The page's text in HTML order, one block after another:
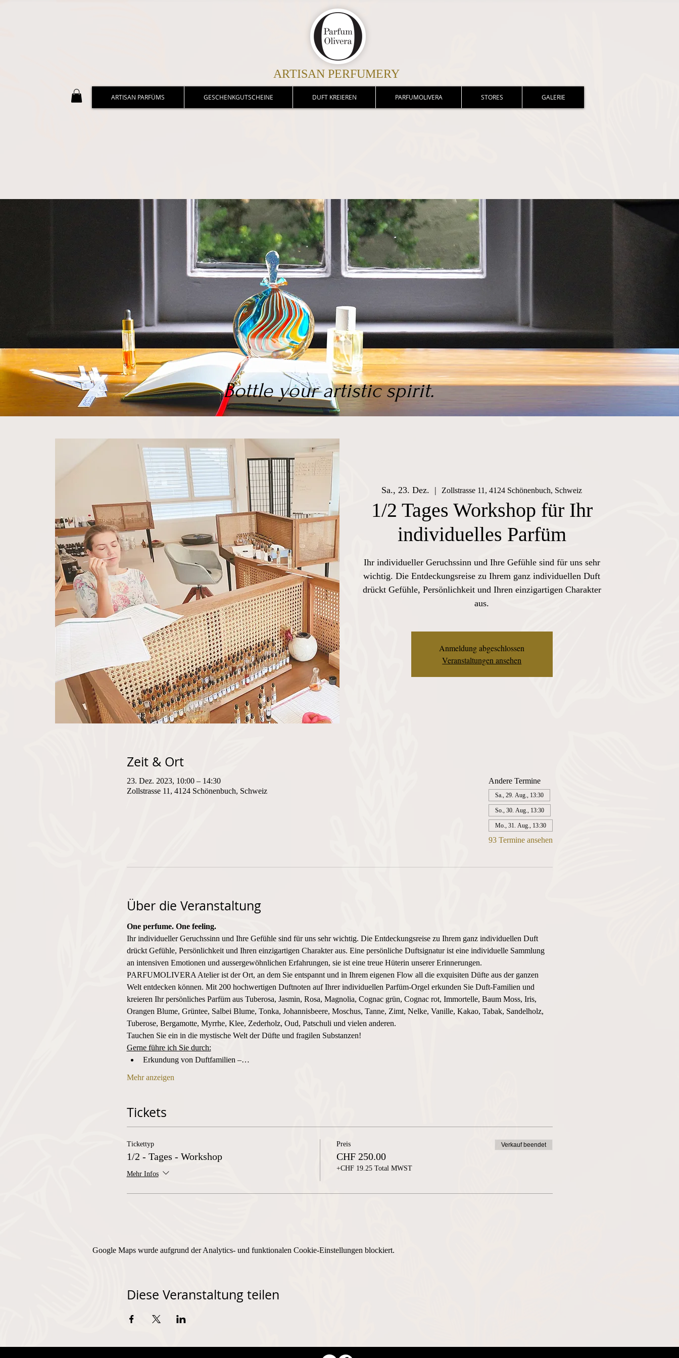
ARTISAN PERFUMERY
ARTISAN PARFÜMS GESCHENKGUTSCHEINE DUFT KREIEREN PARFUMOLIVERA STORES GALERIE
Bottle your artistic spirit.
Sa., 23. Dez.
  |
Zollstrasse 11, 4124 Schönenbuch, Schweiz
1/2 Tages Workshop für Ihr
individuelles Parfüm
Ihr individueller Geruchssinn und Ihre Gefühle sind für uns sehr
wichtig. Die Entdeckungsreise zu Ihrem ganz individuellen Duft
drückt Gefühle, Persönlichkeit und Ihren einzigartigen Charakter
aus.
Anmeldung abgeschlossen
Veranstaltungen ansehen
Zeit & Ort
23. Dez. 2023, 10:00 – 14:30
Zollstrasse 11, 4124 Schönenbuch, Schweiz
Andere Termine
Sa., 29. Aug., 13:30
So., 30. Aug., 13:30
Mo., 31. Aug., 13:30
93 Termine ansehen
Über die Veranstaltung
One perfume. One feeling.
Ihr individueller Geruchssinn und Ihre Gefühle sind für uns sehr wichtig. Die Entdeckungsreise zu Ihrem ganz individuellen Duft
drückt Gefühle, Persönlichkeit und Ihren einzigartigen Charakter aus. Eine persönliche Duftsignatur ist eine individuelle Sammlung
an intensiven Emotionen und aussergewöhnlichen Erfahrungen, sie ist eine treue Hüterin unserer Erinnerungen.
PARFUMOLIVERA Atelier ist der Ort, an dem Sie entspannt und in Ihrem eigenen Flow all die exquisiten Düfte aus der ganzen
Welt entdecken können. Mit 200 hochwertigen Duftnoten auf Ihrer individuellen Parfüm-Orgel erkunden Sie Duft-Familien und
kreieren Ihr persönliches Parfüm aus Tuberosa, Jasmin, Rosa, Magnolia, Cognac grün, Cognac rot, Immortelle, Baum Moss, Iris,
Orangen Blume, Grüntee, Salbei Blume, Tonka, Johannisbeere, Moschus, Tanne, Zimt, Nelke, Vanille, Kakao, Tabak, Sandelholz,
Tuberose, Bergamotte, Myrrhe, Klee, Zederholz, Oud, Patschuli und vielen anderen.
Tauchen Sie ein in die mystische Welt der Düfte und fragilen Substanzen!
Gerne führe ich Sie durch:
Erkundung von Duftfamilien –…
Mehr anzeigen
Tickets
Tickettyp
1/2 - Tages - Workshop
Mehr Infos
Preis
CHF 250.00
+CHF 19.25 Total MWST
Verkauf beendet
Google Maps wurde aufgrund der Analytics- und funktionalen Cookie-Einstellungen blockiert.
Diese Veranstaltung teilen